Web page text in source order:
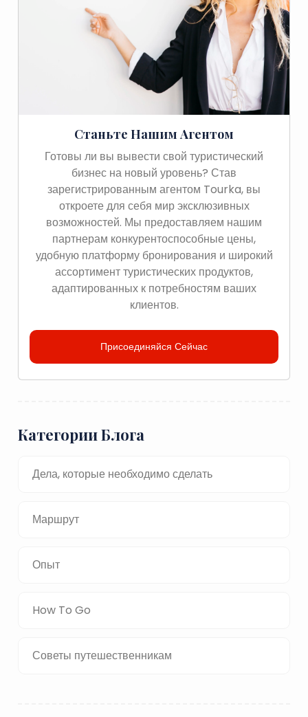
Станьте Нашим Агентом
Готовы ли вы вывести свой туристический
бизнес на новый уровень? Став
зарегистрированным агентом Tourka, вы
откроете для себя мир эксклюзивных
возможностей. Мы предоставляем нашим
партнерам конкурентоспособные цены,
удобную платформу бронирования и широкий
ассортимент туристических продуктов,
адаптированных к потребностям ваших
клиентов.
Присоединяйся Сейчас
Категории Блога
Дела, которые необходимо сделать
Маршрут
Опыт
How To Go
Советы путешественникам